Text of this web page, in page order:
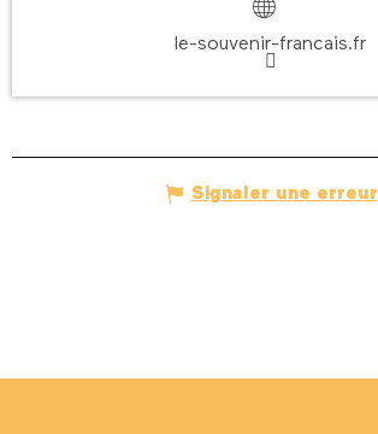
le-souvenir-francais.fr
Signaler une erreur